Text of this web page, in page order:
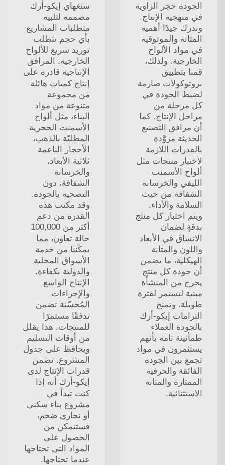
الجودة حجر الزاوية
في منهجية الإنتاج.
وندرك جيدًا أهمية
المتانة والموثوقية
في مواد الألواح
الخارجية. ولذلك،
قمنا بتطبيق
بروتوكولات صارمة
لضبط الجودة في
كل مرحلة من
مراحل الإنتاج. كما
أن مرافق التصنيع
الحديثة مزوَّدة
بالقدرات اللازمة
لاختبار منتجات مثل
ألواح الأسمنت
الليفي والخرسانة
الشفافة من حيث
السلامة والأداء.
ويتم اختبار كل منتج
بدقةٍ لضمان
الاتساق في الأبعاد
واللون والمتانة
الهيكلية، ما يضمن
أن جودة كل منتج
يخرج من المنشأة
مبنية لتستمر لفترة
طويلة. وتمنح
التزامات إيكو-أرك
بالجودة العملاء
طمأنينة تامة بأنهم
يستثمرون في مواد
تجمع بين الجودة
الفائقة والحرفية
الممتازة والمتانة
الاستثنائية.
شنغهاي إيكو-أرك
مصممة لتلبية
متطلبات المشاريع
بأي حجم تتطلب
توريد سريع للألواح
الخارجية. المرافق
الإنتاجية قادرة على
إنتاج كميات هائلة
من مجموعة
متنوعة من مواد
البناء، مثل ألواح
الأسمنت الحجرية
المطليّة بالذهب،
الأحجار الناعمة
ثلاثية الأبعاد،
والخرسانة
الشفافة، دون
التضحية بالجودة.
وقد مكنت هذه
القدرة من دعم
أكثر من 100,000
حالة تعاون، مما
يمكّننا من خدمة
الأسواق المحلية
والدولية بكفاءة.
الإنتاج الواسع
والإجراءات
المُحسّنة تضمن
تدفقًا مستمرًا
للمنتجات. هذا يقلل
من أوقات التسليم
ويحافظ على جدول
المشروع. تضمن
قدرات الإنتاج لدى
إيكو-أرك أنه إذا
كنت تبدأ في
مشروع بناء سكني
أو تجاري ضخم،
فستتمكن من
الحصول على
المواد التي تحتاجها
عندما تحتاجها.